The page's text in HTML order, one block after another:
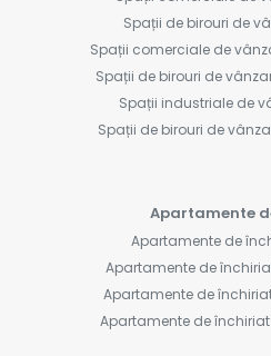
Spații de birouri de
Spații comerciale de
Spații de birouri de
Spații industriale de
Spații de birouri de
Apartamente
Apartamente de
Apartamente de
Apartamente de
Apartamente de